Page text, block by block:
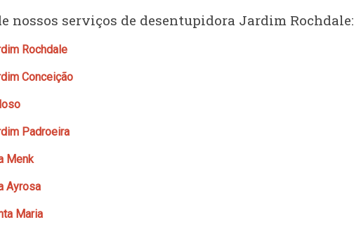
nossos serviços de desentupidora Jardim Rochdale:
Rochdale
Conceição
Padroeira
Menk
Ayrosa
Maria